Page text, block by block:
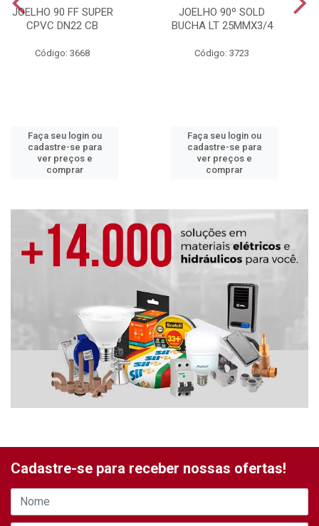
JOELHO 90 FF SUPER
CPVC DN22 CB
Código: 3668
Faça seu login ou
cadastre-se para
ver preços e
comprar
JOELHO 90º SOLD
BUCHA LT 25MMX3/4
Código: 3723
Faça seu login ou
cadastre-se para
ver preços e
comprar
Cadastre-se para receber nossas ofertas!